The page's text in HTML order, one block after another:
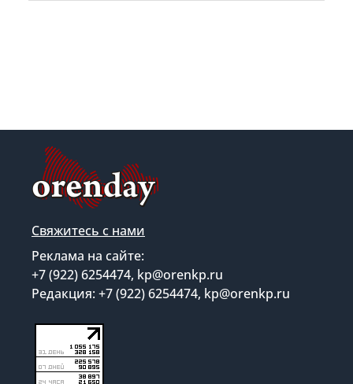
Свяжитесь с нами
Реклама на сайте:
+7 (922) 6254474, kp@orenkp.ru
Редакция: +7 (922) 6254474, kp@orenkp.ru